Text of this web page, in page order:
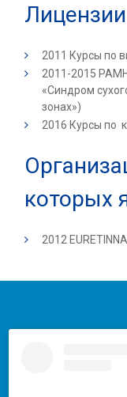
2011 Курсы по
2011-2015
«Синдром
зонах»)
2016 Курсы по
которых
2012